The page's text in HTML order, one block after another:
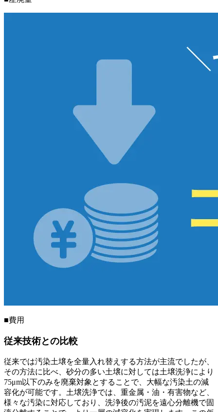
■費用
従来技術との比較
従来では汚染土壌を全量入れ替えする方法が主流でしたが、
その方法に比べ、砂分の多い土壌に対しては土壌洗浄により
75μm以下のみを廃棄対象とすることで、大幅な汚染土の減
容化が可能です。土壌洗浄では、重金属・油・有害物など、
様々な汚染に対応しており、洗浄後の汚泥を遠心分離機で固